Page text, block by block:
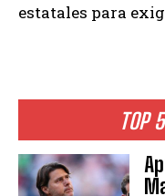
TOP
estatales para